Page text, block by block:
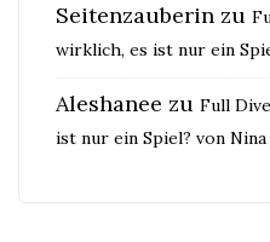
Seitenzauberin zu
wirklich, es ist nur ein
Aleshanee zu Full
ist nur ein Spiel? von